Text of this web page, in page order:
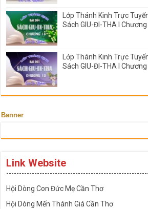
Lớp Thánh Kinh Trực
Sách GIU-ĐI-THA I
Lớp Thánh Kinh Trực
Sách GIU-ĐI-THA I
Banner
Link Website
Hội Dòng Con Đức Mẹ Cần Thơ
Hội Dòng Mến Thánh Giá Cần Thơ